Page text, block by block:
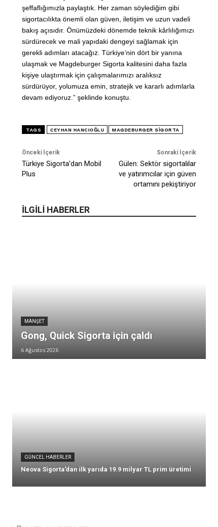
şeffaflığımızla paylaştık. Her zaman söylediğim gibi
sigortacılıkta önemli olan güven, iletişim ve uzun vadeli
bakış açısıdır. Önümüzdeki dönemde teknik kârlılığımızı
sürdürecek ve mali yapıdaki dengeyi sağlamak için
gerekli adımları atacağız. Türkiye’nin dört bir yanına
ulaşmak ve Magdeburger Sigorta kalitesini daha fazla
kişiye ulaştırmak için çalışmalarımızı aralıksız
sürdürüyor, yolumuza emin, stratejik ve kararlı adımlarla
devam ediyoruz.” şeklinde konuştu.
TAGS CEYHAN HANCIOĞLU MAGDEBURGER SIGORTA
Önceki İçerik
Türkiye Sigorta’dan Mobil
Plus
Sonraki İçerik
Gülen: Sektör sigortalılar
ve yatırımcılar için güven
ortamını pekiştiriyor
İLGİLİ HABERLER
MANŞET
Gong, Quick Sigorta için çaldı
6 Ağustos 2026
GÜNCEL HABERLER
Neova Sigorta’dan ilk yarıda 19.9 milyar TL prim üretimi